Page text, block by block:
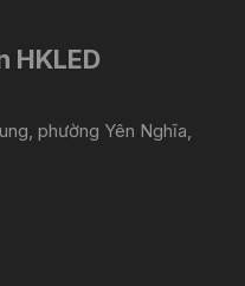
HKLED
phường Yên Nghĩa,